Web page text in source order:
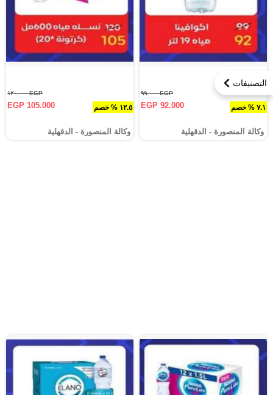
التصنيفات
٧.١ % خصم
EGP ٩٩.٠٠٠
EGP 92.000
وكالة المنصورة - الدقهلية‎
١٢.٥ % خصم
EGP ١٢٠.٠٠٠
EGP 105.000
وكالة المنصورة - الدقهلية‎